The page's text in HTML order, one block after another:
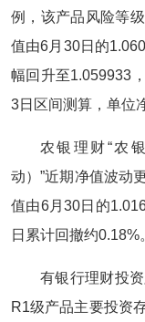
例，该产品风险等
值由6月30日的
幅回升至1.059933
3日区间测算，单位
农银理财“农
动）”近期净值波动
值由6月30日的
日累计回撤约0.18%
有银行理财投
R1级产品主要投资